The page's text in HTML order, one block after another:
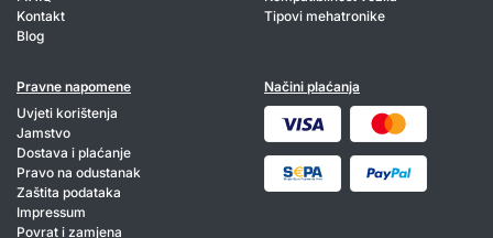
Kontakt
Blog
Tipovi mehatronike
Pravne napomene
Uvjeti korištenja
Jamstvo
Dostava i plaćanje
Pravo na odustanak
Zaštita podataka
Impressum
Povrat i zamjena
Načini plaćanja